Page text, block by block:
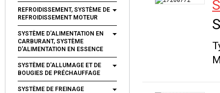
REFROIDISSEMENT, SYSTÈME DE
REFROIDISSEMENT MOTEUR
SYSTÈME D'ALIMENTATION EN
CARBURANT, SYSTÈME
D'ALIMENTATION EN ESSENCE
SYSTÈME D'ALLUMAGE ET DE
BOUGIES DE PRÉCHAUFFAGE
SYSTÈME DE FREINAGE